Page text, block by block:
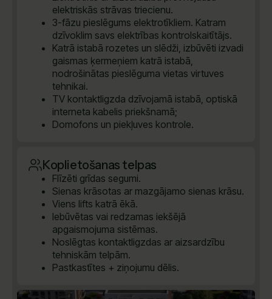
elektriskās strāvas triecienu.
3-fāzu pieslēgums elektrotīkliem. Katram
dzīvoklim savs elektrības kontrolskaitītājs.
Katrā istabā rozetes un slēdži, izbūvēti izvadi
gaismas ķermeņiem katrā istabā,
nodrošinātas pieslēguma vietas virtuves
tehnikai.
TV kontaktligzda dzīvojamā istabā, optiskā
interneta kabelis priekšnamā;
Domofons un piekļuves kontrole.
Koplietošanas telpas
Flīzēti grīdas segumi.
Sienas krāsotas ar mazgājamo sienas krāsu.
Viens lifts katrā ēkā.
Iebūvētas vai redzamas iekšējā
apgaismojuma sistēmas.
Noslēgtas kontaktligzdas ar aizsardzību
tehniskām telpām.
Pastkastītes + ziņojumu dēlis.